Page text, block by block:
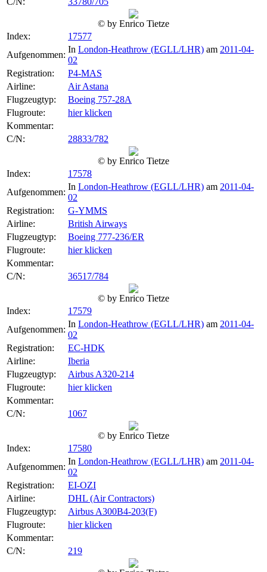
© by Enrico Tietze
Index:
17577
Aufgenommen:
In London-Heathrow (EGLL/LHR) am 2011-04-
02
Registration:
P4-MAS
Airline:
Air Astana
Flugzeugtyp:
Boeing 757-28A
Flugroute:
hier klicken
Kommentar:
C/N:
28833/782
© by Enrico Tietze
Index:
17578
Aufgenommen:
In London-Heathrow (EGLL/LHR) am 2011-04-
02
Registration:
G-YMMS
Airline:
British Airways
Flugzeugtyp:
Boeing 777-236/ER
Flugroute:
hier klicken
Kommentar:
C/N:
36517/784
© by Enrico Tietze
Index:
17579
Aufgenommen:
In London-Heathrow (EGLL/LHR) am 2011-04-
02
Registration:
EC-HDK
Airline:
Iberia
Flugzeugtyp:
Airbus A320-214
Flugroute:
hier klicken
Kommentar:
C/N:
1067
© by Enrico Tietze
Index:
17580
Aufgenommen:
In London-Heathrow (EGLL/LHR) am 2011-04-
02
Registration:
EI-OZI
Airline:
DHL (Air Contractors)
Flugzeugtyp:
Airbus A300B4-203(F)
Flugroute:
hier klicken
Kommentar:
C/N:
219